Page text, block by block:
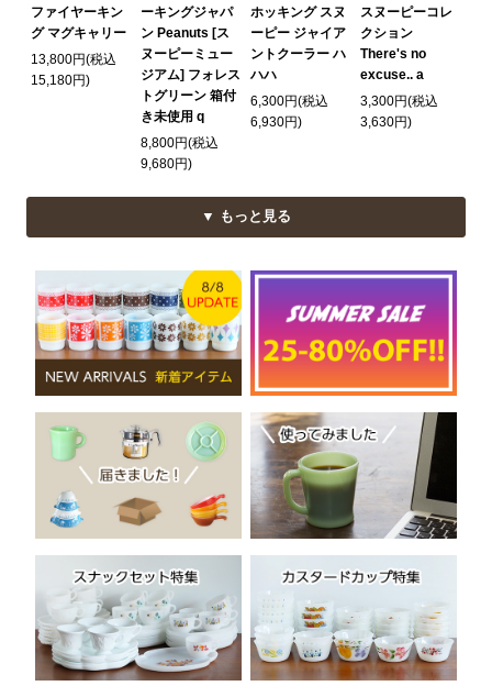
ファイヤーキン
グ マグキャリー
13,800円(税込
15,180円)
ーキングジャパ
ン Peanuts [ス
ヌーピーミュー
ジアム] フォレス
トグリーン 箱付
き未使用 q
8,800円(税込
9,680円)
ホッキング スヌ
ーピー ジャイア
ントクーラー ハ
ハハ
6,300円(税込
6,930円)
スヌーピーコレ
クション
There's no
excuse.. a
3,300円(税込
3,630円)
▼ もっと見る